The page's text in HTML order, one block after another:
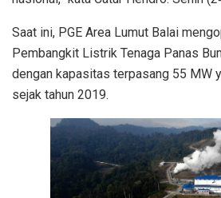
Saat ini, PGE Area Lumut Balai
Pembangkit Listrik Tenaga Panas
dengan kapasitas terpasang 55 MW
sejak tahun 2019.